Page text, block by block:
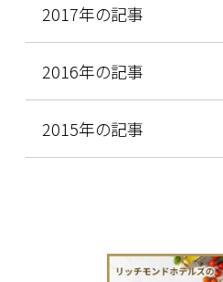
2017年の記事
2016年の記事
2015年の記事